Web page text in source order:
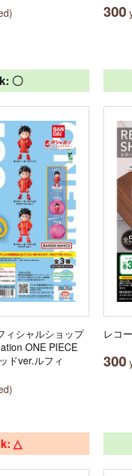
300
〇
ィシャルショップ
ONE PIECE
ドver.ルフィ
レコ
300
△